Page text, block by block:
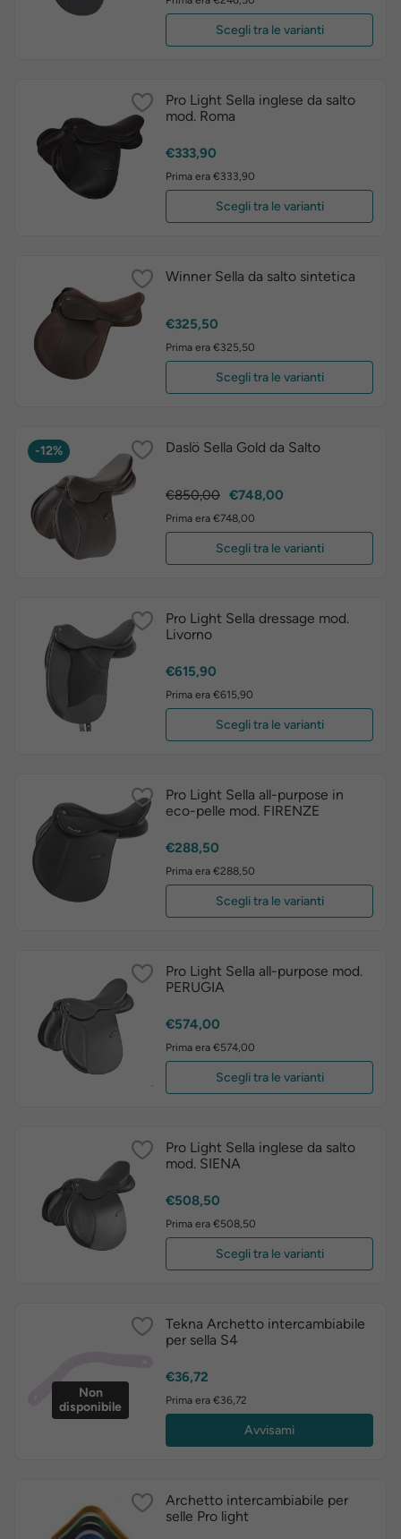
Scegli tra le varianti
Pro Light Sella inglese da salto
mod. Roma
Prezzo
€333,90
Prima era €333,90
Scegli tra le varianti
Winner Sella da salto sintetica
Prezzo
€325,50
Prima era €325,50
Scegli tra le varianti
-12% Daslö Sella Gold da Salto
Prezzo
€850,00 Prezzo
€748,00
Prima era €748,00
Scegli tra le varianti
Pro Light Sella dressage mod.
Livorno
Prezzo
€615,90
Prima era €615,90
Scegli tra le varianti
Pro Light Sella all-purpose in
eco-pelle mod. FIRENZE
Prezzo
€288,50
Prima era €288,50
Scegli tra le varianti
Pro Light Sella all-purpose mod.
PERUGIA
Prezzo
€574,00
Prima era €574,00
Scegli tra le varianti
Pro Light Sella inglese da salto
mod. SIENA
Prezzo
€508,50
Prima era €508,50
Scegli tra le varianti
Non
disponibile
Tekna Archetto intercambiabile
per sella S4
Prezzo
€36,72
Prima era €36,72
Avvisami
Archetto intercambiabile per
selle Pro light